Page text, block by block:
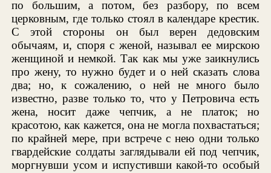
по большим, а потом, без разбору, по всем
церковным, где только стоял в календаре крестик.
С этой стороны он был верен дедовским
обычаям, и, споря с женой, называл ее мирскою
женщиной и немкой. Так как мы уже заикнулись
про жену, то нужно будет и о ней сказать слова
два; но, к сожалению, о ней не много было
известно, разве только то, что у Петровича есть
жена, носит даже чепчик, а не платок; но
красотою, как кажется, она не могла похвастаться;
по крайней мере, при встрече с нею одни только
гвардейские солдаты заглядывали ей под чепчик,
моргнувши усом и испустивши какой-то особый